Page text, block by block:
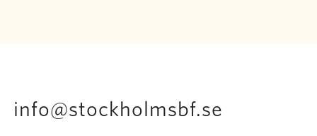
info@stockholmsbf.se